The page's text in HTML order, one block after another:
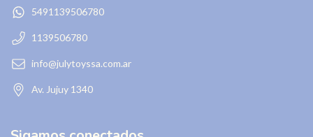
5491139506780
1139506780
info@julytoyssa.com.ar
Av. Jujuy 1340